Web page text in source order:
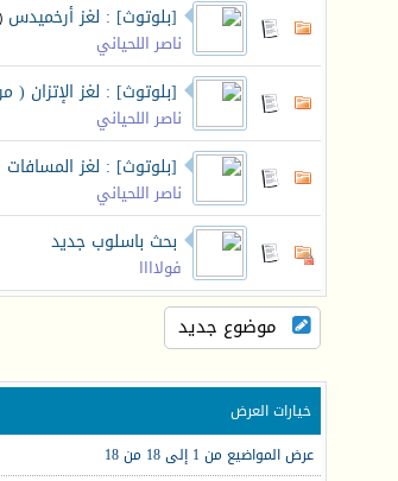
[بلوتوث] : لغز أرخميدس (
ناصر اللحياني
[بلوتوث] : لغز الإتزان (
ناصر اللحياني
[بلوتوث] : لغز المسافات
ناصر اللحياني
بحث باسلوب جديد
فولاااا
موضوع جديد
خيارات العرض
عرض المواضيع من 1 إلى 18 من 18